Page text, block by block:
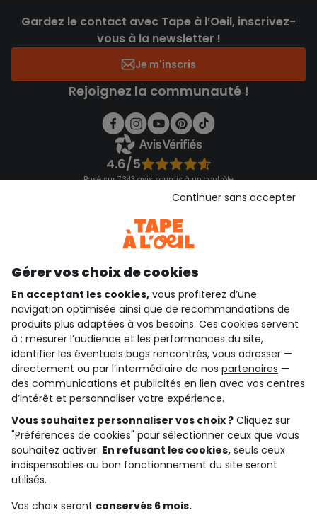
Gardez le contact avec Tape à l’Oeil, inscrivez-
vous à la newsletter !
Je m'inscris
Rejoignez la communauté !
4.6/5
Basé sur 7 343 avis soumis à un contrôle
Consulter les CGU
qui sommes-nous ?
besoin d'aide ?
le club fidélité
notre catalogue
Conditions générales de ventes et d'utilisation
Conditions d’utilisation des réseaux sociaux
Politique de confidentialité
Cookies et données personnelles
Gérer vos choix de cookies
En acceptant les cookies, vous profiterez d’une
navigation optimisée ainsi que de recommandations de
produits plus adaptées à vos besoins. Ces cookies servent
à : mesurer l’audience et les performances du site,
identifier les éventuels bugs rencontrés, vous adresser —
directement ou par l’intermédiaire de nos partenaires —
des communications et publicités en lien avec vos centres
d’intérêt et personnaliser votre expérience.
Vous souhaitez personnaliser vos choix ? Cliquez sur
"Préférences de cookies" pour sélectionner ceux que vous
souhaitez activer. En refusant les cookies, seuls ceux
indispensables au bon fonctionnement du site seront
utilisés.
Vos choix seront conservés 6 mois.
Continuer sans accepter